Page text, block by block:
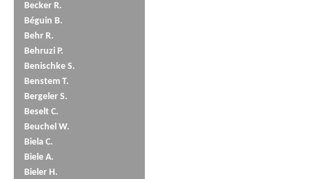
Becker R.
Béguin B.
Behr R.
Behruzi P.
Benischke S.
Benstem T.
Bergeler S.
Beselt C.
Beuchel W.
Biela C.
Biele A.
Bieler H.